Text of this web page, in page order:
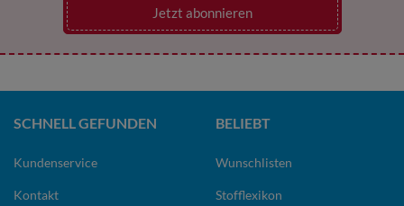
Jetzt abonnieren
SCHNELL GEFUNDEN
Kundenservice
Kontakt
BELIEBT
Wunschlisten
Stofflexikon